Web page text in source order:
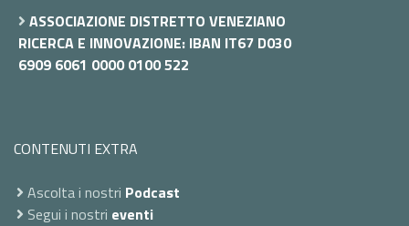
ASSOCIAZIONE DISTRETTO VENEZIANO
RICERCA E INNOVAZIONE: IBAN IT67 D030
6909 6061 0000 0100 522
CONTENUTI EXTRA
Ascolta i nostri Podcast
Segui i nostri eventi